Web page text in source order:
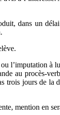
dans un
l’imputation à
au procès-
trois jours de la
mention en